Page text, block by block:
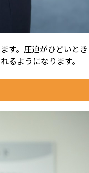
す。圧迫がひどいとき
るようになります。